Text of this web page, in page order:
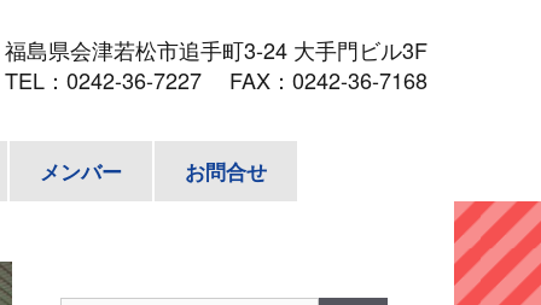
福島県会津若松市追手町3-24 大手門ビル3F
TEL： 0242-36-7227 FAX：0242-36-7168
メンバー お問合せ